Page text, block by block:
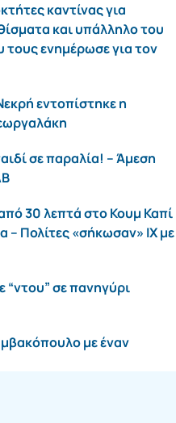
καντίνας για
και υπάλληλο του
τους ενημέρωσε για τον
εντοπίστηκε η
σε παραλία! – Άμεση
30 λεπτά στο Κουμ Καπί
Πολίτες «σήκωσαν» ΙΧ με
“ντου” σε πανηγύρι
με έναν